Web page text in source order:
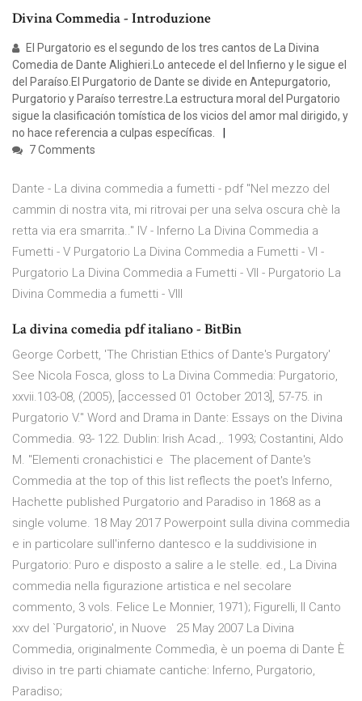
Divina Commedia - Introduzione
El Purgatorio es el segundo de los tres cantos de La Divina
Comedia de Dante Alighieri.Lo antecede el del Infierno y le sigue el
del Paraíso.El Purgatorio de Dante se divide en Antepurgatorio,
Purgatorio y Paraíso terrestre.La estructura moral del Purgatorio
sigue la clasificación tomística de los vicios del amor mal dirigido, y
no hace referencia a culpas específicas.
7 Comments
Dante - La divina commedia a fumetti - pdf "Nel mezzo del
cammin di nostra vita, mi ritrovai per una selva oscura chè la
retta via era smarrita.." IV - Inferno La Divina Commedia a
Fumetti - V Purgatorio La Divina Commedia a Fumetti - VI -
Purgatorio La Divina Commedia a Fumetti - VII - Purgatorio La
Divina Commedia a fumetti - VIII
La divina comedia pdf italiano - BitBin
George Corbett, 'The Christian Ethics of Dante's Purgatory'
See Nicola Fosca, gloss to La Divina Commedia: Purgatorio,
xxvii.103-08, (2005), [accessed 01 October 2013], 57-75. in
Purgatorio V." Word and Drama in Dante: Essays on the Divina
Commedia. 93- 122. Dublin: Irish Acad.,. 1993; Costantini, Aldo
M. "Elementi cronachistici e The placement of Dante's
Commedia at the top of this list reflects the poet's Inferno,
Hachette published Purgatorio and Paradiso in 1868 as a
single volume. 18 May 2017 Powerpoint sulla divina commedia
e in particolare sull'inferno dantesco e la suddivisione in
Purgatorio: Puro e disposto a salire a le stelle. ed., La Divina
commedia nella figurazione artistica e nel secolare
commento, 3 vols. Felice Le Monnier, 1971); Figurelli, Il Canto
xxv del `Purgatorio', in Nuove 25 May 2007 La Divina
Commedia, originalmente Commedìa, è un poema di Dante È
diviso in tre parti chiamate cantiche: Inferno, Purgatorio,
Paradiso;